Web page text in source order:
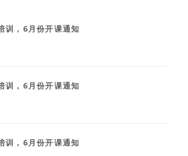
训，6月份开课通知
训，6月份开课通知
训，6月份开课通知